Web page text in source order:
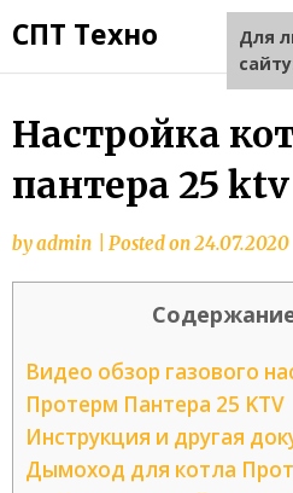
СПТ Техно
Настройка
пантера 25 ktv
byadmin Posted on24.07.2020
Видео обзор газового
Протерм Пантера 25 KTV
Инструкция и другая
Дымоход для котла
Для